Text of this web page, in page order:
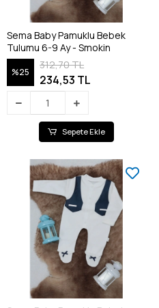
Sema Baby Pamuklu Bebek
Tulumu 6-9 Ay - Smokin
%25
312,70 TL
234,53 TL
Sepete Ekle